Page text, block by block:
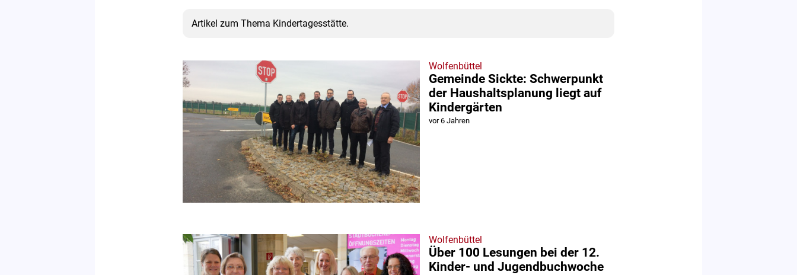
Artikel zum Thema Kindertagesstätte.
Wolfenbüttel
Gemeinde Sickte: Schwerpunkt
der Haushaltsplanung liegt auf
Kindergärten
vor 6 Jahren
Wolfenbüttel
Über 100 Lesungen bei der 12.
Kinder- und Jugendbuchwoche